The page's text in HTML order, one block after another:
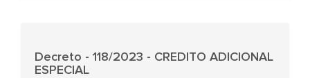
Decreto - 118/2023 - CREDITO ADICIONAL
ESPECIAL